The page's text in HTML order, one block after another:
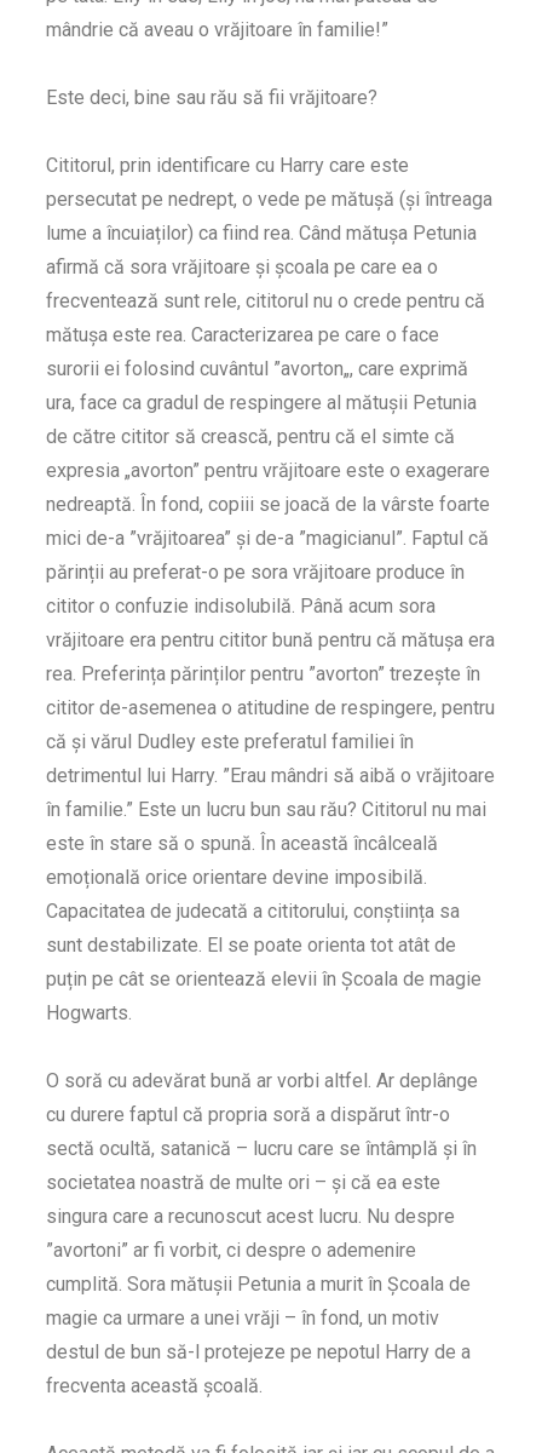
mândrie că aveau o vrăjitoare în familie!”
Este deci, bine sau rău să fii vrăjitoare?
Cititorul, prin identificare cu Harry care este
persecutat pe nedrept, o vede pe mătușă (și întreaga
lume a încuiaților) ca fiind rea. Când mătușa Petunia
afirmă că sora vrăjitoare și școala pe care ea o
frecventează sunt rele, cititorul nu o crede pentru că
mătușa este rea. Caracterizarea pe care o face
surorii ei folosind cuvântul ”avorton„, care exprimă
ura, face ca gradul de respingere al mătușii Petunia
de către cititor să crească, pentru că el simte că
expresia „avorton” pentru vrăjitoare este o exagerare
nedreaptă. În fond, copiii se joacă de la vârste foarte
mici de-a ”vrăjitoarea” și de-a ”magicianul”. Faptul că
părinții au preferat-o pe sora vrăjitoare produce în
cititor o confuzie indisolubilă. Până acum sora
vrăjitoare era pentru cititor bună pentru că mătușa era
rea. Preferința părinților pentru ”avorton” trezește în
cititor de-asemenea o atitudine de respingere, pentru
că și vărul Dudley este preferatul familiei în
detrimentul lui Harry. ”Erau mândri să aibă o vrăjitoare
în familie.” Este un lucru bun sau rău? Cititorul nu mai
este în stare să o spună. În această încâlceală
emoțională orice orientare devine imposibilă.
Capacitatea de judecată a cititorului, conștiința sa
sunt destabilizate. El se poate orienta tot atât de
puțin pe cât se orientează elevii în Școala de magie
Hogwarts.
O soră cu adevărat bună ar vorbi altfel. Ar deplânge
cu durere faptul că propria soră a dispărut într-o
sectă ocultă, satanică – lucru care se întâmplă și în
societatea noastră de multe ori – și că ea este
singura care a recunoscut acest lucru. Nu despre
”avortoni” ar fi vorbit, ci despre o ademenire
cumplită. Sora mătușii Petunia a murit în Școala de
magie ca urmare a unei vrăji – în fond, un motiv
destul de bun să-l protejeze pe nepotul Harry de a
frecventa această școală.